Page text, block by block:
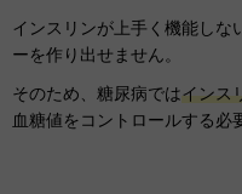
インスリンが上手く機能しな
ーを作り出せません。
そのため、糖尿病ではインス
血糖値をコントロールする必